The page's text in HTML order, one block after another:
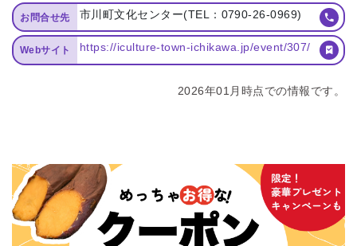
お問合せ先 市川町文化センター(TEL：0790-26-0969)
Webサイト https://iculture-town-ichikawa.jp/event/307/
2026年01月時点での情報です。